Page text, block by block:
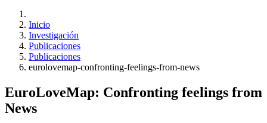
Inicio
Investigación
Publicaciones
Publicaciones
eurolovemap-confronting-feelings-from-news
EuroLoveMap: Confronting feelings from
News